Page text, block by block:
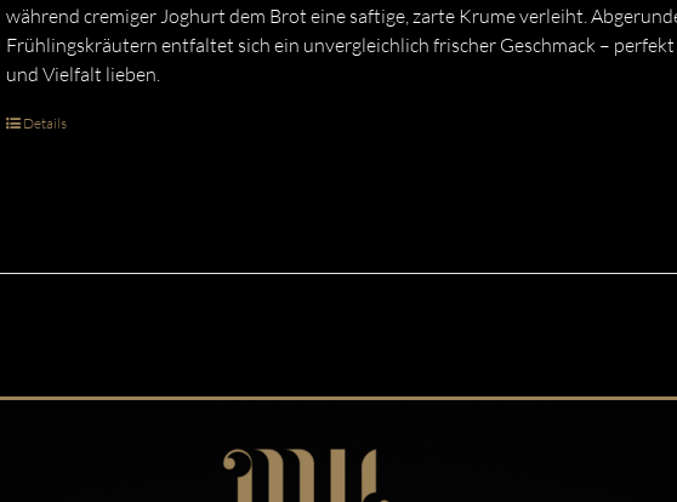
während cremiger Joghurt dem Brot eine saftige, zarte Krume verleiht.
Frühlingskräutern entfaltet sich ein unvergleichlich frischer Geschmack –
und Vielfalt lieben.
Details